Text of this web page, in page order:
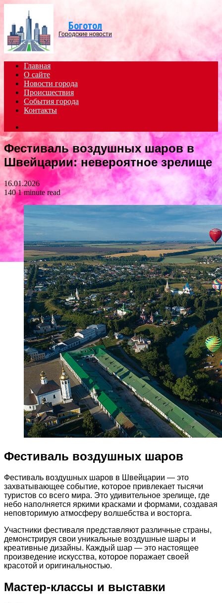
Боготол
Городские новости
Главная
О сайте
Новости города
Происшествия
События города
Контакты
for
Фестиваль воздушных шаров в
Швейцарии: невероятное зрелище
16.01.2026
1401 minute read
Фестиваль воздушных шаров
Фестиваль воздушных шаров в Швейцарии — это
захватывающее событие, которое привлекает тысячи
туристов со всего мира. Это удивительное зрелище, где
небо наполняется яркими красками и формами, создавая
неповторимую атмосферу волшебства и восторга.
Участники фестиваля представляют различные страны,
демонстрируя свои уникальные воздушные шары и
креативные дизайны. Каждый шар — это настоящее
произведение искусства, которое поражает своей
красотой и оригинальностью.
Мастер-классы и выставки